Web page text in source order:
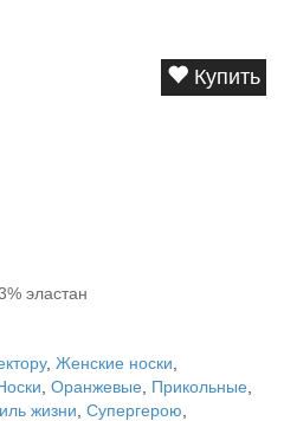
Купить
эластан
, Женские носки
Оранжевые Прикольные
жизни Супергерою